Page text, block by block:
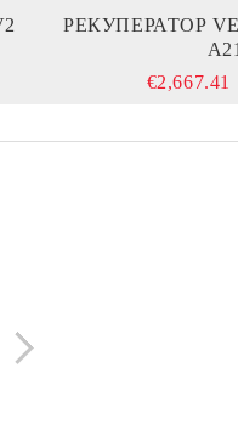
РЕКУПЕРАТОР
€2,667.41